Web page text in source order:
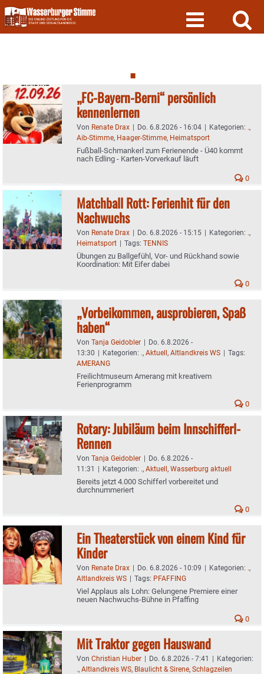
Skip
to
content
.
„FC-Bayern-Berni“ persönlich
kennenlernen
Von Renate Drax | Do. 6.8.2026 - 16:04 | Kategorien: .,
Aib-Stimme, Haager-Stimme, Heimatsport
Fußball-Schmankerl zum Ferienende - Ü40 kommt
nach Edling - Karten-Vorverkauf läuft
0
Matchball Rott: Ferienhit für den
Nachwuchs
Von Renate Drax | Do. 6.8.2026 - 15:15 | Kategorien: .,
Heimatsport | Tags: TENNIS
Übungen zu Ballgefühl, Vor- und Rückhand sowie
Koordination: Mit Eifer dabei
0
„Vorbeikommen, ausprobieren, Spaß
haben“
Von Tanja Geidobler | Do. 6.8.2026 -
13:30 | Kategorien: ., Aktuell, Altlandkreis WS | Tags:
AMERANG
Freilichtmuseum Amerang mit kreativem
Ferienprogramm
0
Rotary: Jubiläum beim Innschifferl-
Rennen
Von Tanja Geidobler | Do. 6.8.2026 -
11:31 | Kategorien: ., Aktuell, Wasserburg aktuell
Bereits jetzt 4.000 Schifferl vorbereitet und
durchnummeriert
0
Ein Theaterstück von einem Kind für
Kinder
Von Renate Drax | Do. 6.8.2026 - 10:09 | Kategorien: .,
Altlandkreis WS | Tags: PFAFFING
Viel Applaus als Lohn: Gelungene Premiere einer
neuen Nachwuchs-Bühne in Pfaffing
0
Mit Traktor gegen Hauswand
Von Christian Huber | Do. 6.8.2026 - 7:41 | Kategorien:
., Altlandkreis WS, Blaulicht & Sirene, Schlagzeilen